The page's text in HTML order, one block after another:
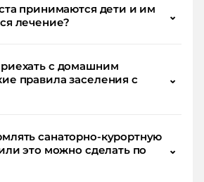
принимаются дети и им
лечение?
⌄
с домашним
правила заселения с
⌄
санаторно-курортную
это можно сделать по
⌄